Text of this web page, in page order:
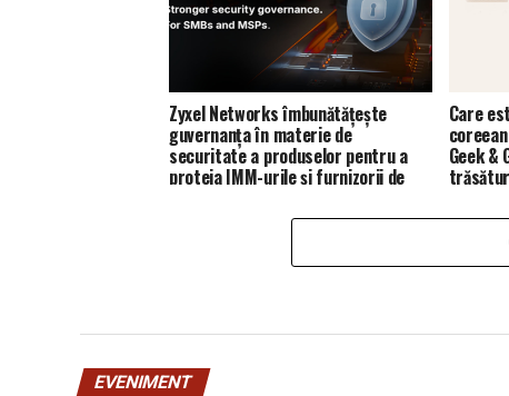
Zyxel Networks îmbunătățește
guvernanța în materie de
securitate a produselor pentru a
proteja IMM-urile și furnizorii de
Care
Geek &
EVENIMENT